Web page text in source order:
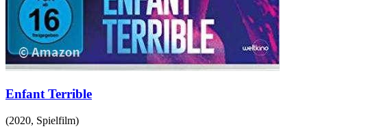
Enfant Terrible
(2020, Spielfilm)